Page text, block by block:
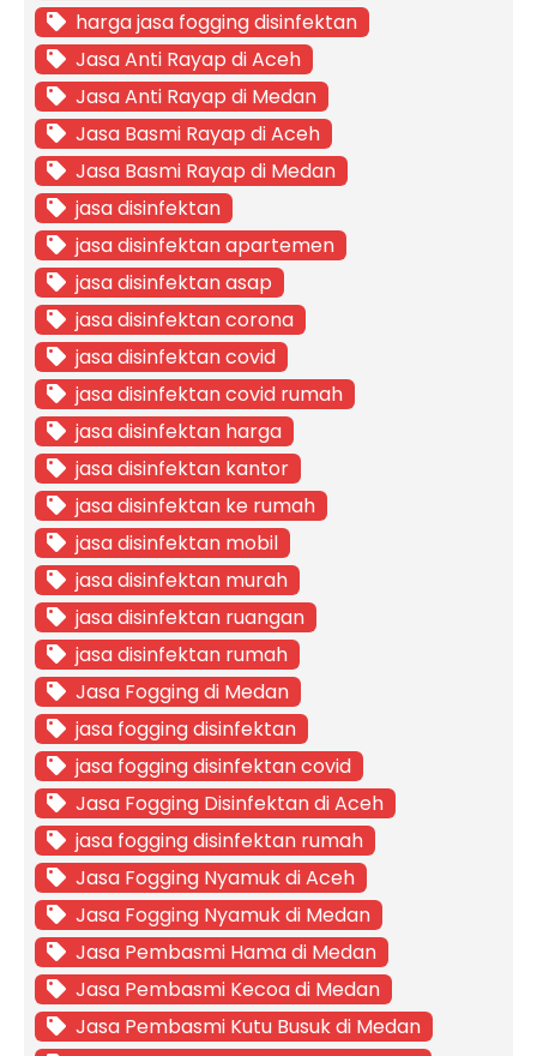
harga jasa fogging disinfektan
Jasa Anti Rayap di Aceh
Jasa Anti Rayap di Medan
Jasa Basmi Rayap di Aceh
Jasa Basmi Rayap di Medan
jasa disinfektan
jasa disinfektan apartemen
jasa disinfektan asap
jasa disinfektan corona
jasa disinfektan covid
jasa disinfektan covid rumah
jasa disinfektan harga
jasa disinfektan kantor
jasa disinfektan ke rumah
jasa disinfektan mobil
jasa disinfektan murah
jasa disinfektan ruangan
jasa disinfektan rumah
Jasa Fogging di Medan
jasa fogging disinfektan
jasa fogging disinfektan covid
Jasa Fogging Disinfektan di Aceh
jasa fogging disinfektan rumah
Jasa Fogging Nyamuk di Aceh
Jasa Fogging Nyamuk di Medan
Jasa Pembasmi Hama di Medan
Jasa Pembasmi Kecoa di Medan
Jasa Pembasmi Kutu Busuk di Medan